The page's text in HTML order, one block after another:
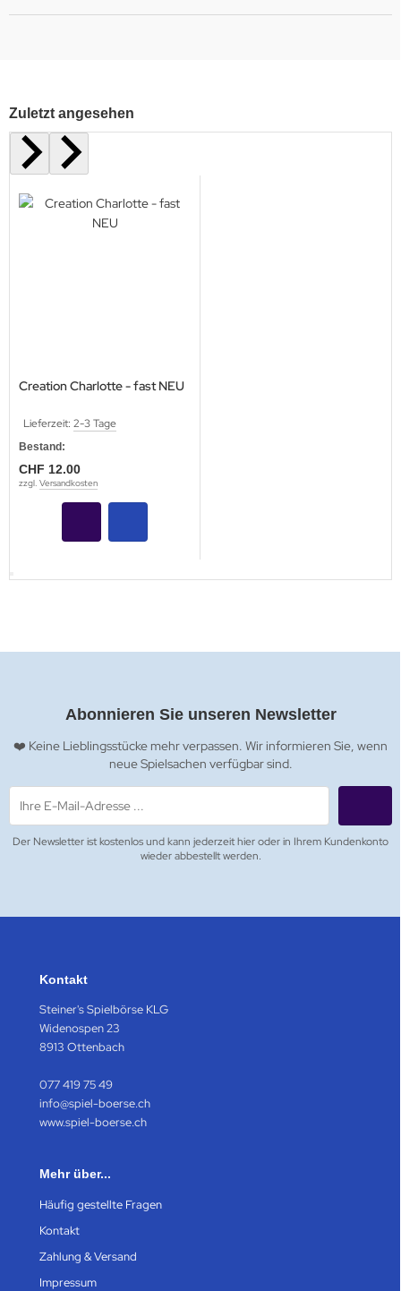
Zuletzt angesehen
Creation Charlotte - fast NEU
Lieferzeit: 2-3 Tage
Bestand:
CHF 12.00
zzgl. Versandkosten
Abonnieren Sie unseren Newsletter
❤️ Keine Lieblingsstücke mehr verpassen. Wir informieren Sie, wenn
neue Spielsachen verfügbar sind.
Der Newsletter ist kostenlos und kann jederzeit hier oder in Ihrem Kundenkonto
wieder abbestellt werden.
Kontakt
Steiner's Spielbörse KLG
Widenospen 23
8913 Ottenbach
077 419 75 49
info@spiel-boerse.ch
www.spiel-boerse.ch
Mehr über...
Häufig gestellte Fragen
Kontakt
Zahlung & Versand
Impressum